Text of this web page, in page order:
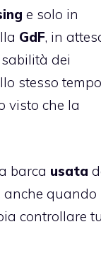
e solo in
GdF, in
dei
stesso
visto che la
barca usata
anche quando
controllare